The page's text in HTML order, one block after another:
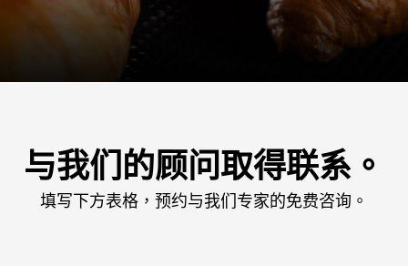
与我们的顾问取得联系。
填写下方表格，预约与我们专家的免费咨询。